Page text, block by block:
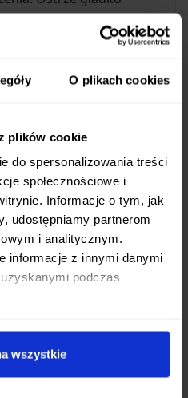
O plikach cookies
plików cookie
do spersonalizowania treści
społecznościowe i
Informacje o tym, jak
udostępniamy partnerom
i analitycznym.
informacje z innymi danymi
podczas
wszystkie
cięcie, co jest
kompozytu
odpornością na
oraz uszkodzenia
kształt sprawia, że
pełną
pracy.
wzmacnia
higieny,
się resztek jedzenia w
uchwytem.